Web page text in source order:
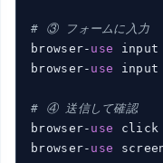
# ③ フォームに入力
browser- use
browser- use input
# ④ 送信して確認
browser- use click
browser- use